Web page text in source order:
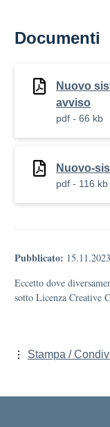
Documenti
Nuovo
avviso
pdf - 66 kb
Nuovo-
pdf - 116 kb
Pubblicato: 15.11.2023
Eccetto dove
sotto Licenza Creative
Stampa /